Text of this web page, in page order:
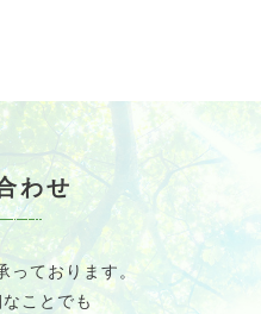
わせ
っております。
ことでも